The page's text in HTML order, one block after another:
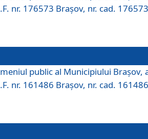
nr. 176573 Brașov, nr. cad.
public al Municipiului Braşov,
nr. 161486 Brașov, nr. cad.